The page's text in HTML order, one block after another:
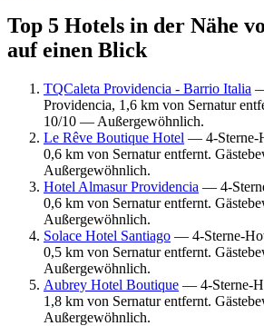
Top 5 Hotels in der Nähe
auf einen Blick
TQCaleta Providencia - Barrio Italia
Providencia, 1,6 km von Sernatur
10/10 — Außergewöhnlich.
Le Rêve Boutique Hotel — 4-Sterne-
0,6 km von Sernatur entfernt.
Außergewöhnlich.
Hotel Almasur Providencia — 4-
0,6 km von Sernatur entfernt.
Außergewöhnlich.
Solace Hotel Santiago — 4-Sterne-
0,5 km von Sernatur entfernt.
Außergewöhnlich.
Aubrey Hotel Boutique — 4-Sterne-
1,8 km von Sernatur entfernt.
Außergewöhnlich.